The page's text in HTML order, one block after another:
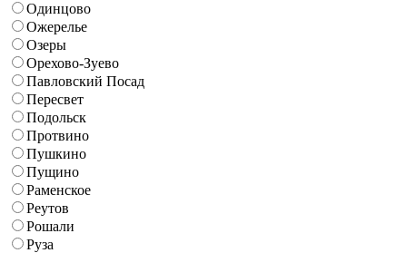
Одинцово
Ожерелье
Озеры
Орехово-Зуево
Павловский Посад
Пересвет
Подольск
Протвино
Пушкино
Пущино
Раменское
Реутов
Рошали
Руза